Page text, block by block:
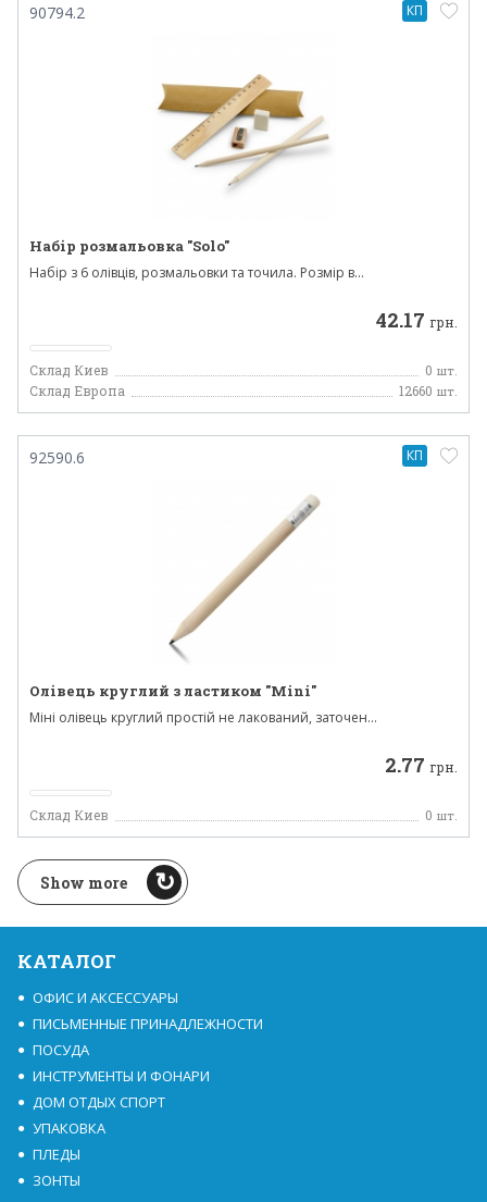
90794.2
Набір розмальовка "Solo"
Набір з 6 олівців, розмальовки та точила. Розмір в...
42.17 грн.
Склад Киев 0 шт.
Склад Европа 12660 шт.
КП
92590.6
Олівець круглий з ластиком "Mini"
Міні олівець круглий простій не лакований, заточен...
2.77 грн.
Склад Киев 0 шт.
КП
Show more
КАТАЛОГ
ОФИС И АКСЕССУАРЫ
ПИСЬМЕННЫЕ ПРИНАДЛЕЖНОСТИ
ПОСУДА
ИНСТРУМЕНТЫ И ФОНАРИ
ДОМ ОТДЫХ СПОРТ
УПАКОВКА
ПЛЕДЫ
ЗОНТЫ